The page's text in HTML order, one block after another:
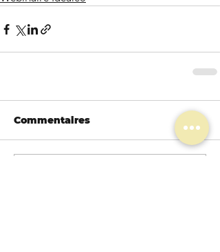
Commentaires